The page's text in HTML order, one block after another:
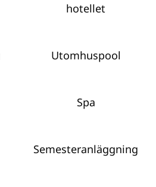
hotellet
Utomhuspool
Spa
Semesteranläggning